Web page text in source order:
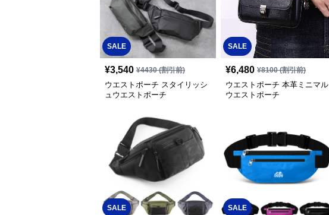
SALE
¥3,540 ¥4430(割引前)
ウエストポーチ スタイリッシ
ュウエストポーチ
SALE
¥6,480 ¥8100(割引前)
ウエストポーチ 本革ミニマル
ウエストポーチ
SALE SALE